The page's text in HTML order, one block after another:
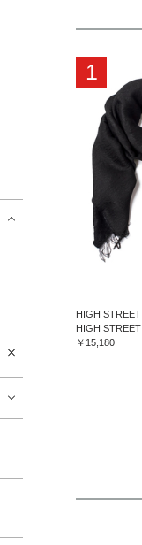
1
HIGH STREET
￥15,180